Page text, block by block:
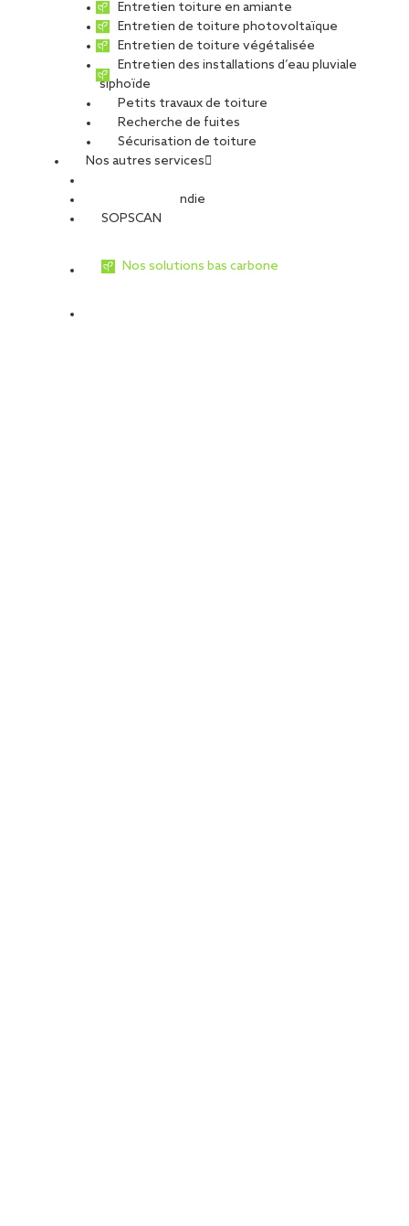
Entretien toiture en amiante
Entretien de toiture photovoltaïque
Entretien de toiture végétalisée
Entretien des installations d’eau pluviale
siphoïde
Petits travaux de toiture
Recherche de fuites
Sécurisation de toiture
Nos autres services
Sécurité Incendie
SOPSCAN
Nos solutions bas carbone